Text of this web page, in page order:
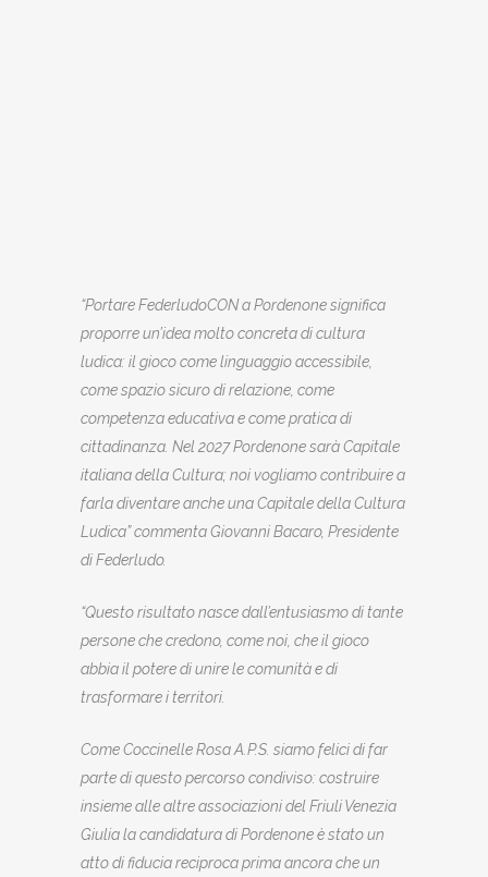
“Portare FederludoCON a Pordenone significa
proporre un’idea molto concreta di cultura
ludica: il gioco come linguaggio accessibile,
come spazio sicuro di relazione, come
competenza educativa e come pratica di
cittadinanza. Nel 2027 Pordenone sarà Capitale
italiana della Cultura; noi vogliamo contribuire a
farla diventare anche una Capitale della Cultura
Ludica” commenta Giovanni Bacaro, Presidente
di Federludo.
“Questo risultato nasce dall’entusiasmo di tante
persone che credono, come noi, che il gioco
abbia il potere di unire le comunità e di
trasformare i territori.
Come Coccinelle Rosa A.P.S. siamo felici di far
parte di questo percorso condiviso: costruire
insieme alle altre associazioni del Friuli Venezia
Giulia la candidatura di Pordenone è stato un
atto di fiducia reciproca prima ancora che un